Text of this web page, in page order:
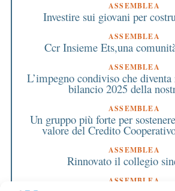
ASSEMBLEA
Investire sui giovani per
ASSEMBLEA
Ccr Insieme Ets,una
ASSEMBLEA
L’impegno condiviso che
bilancio 2025 della
ASSEMBLEA
Un gruppo più forte per
valore del Credito
ASSEMBLEA
Rinnovato il collegio
ASSEMBLEA